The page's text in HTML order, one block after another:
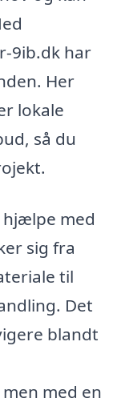
9ib.dk har
Her
lokale
så du
med
sig fra
til
Det
blandt
med en